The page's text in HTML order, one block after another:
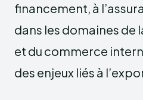
financement, à
dans les domaines de
et du commerce
des enjeux liés à